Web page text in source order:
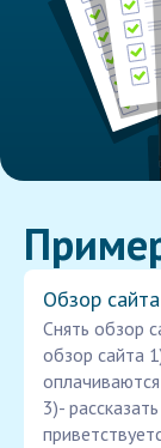
Обзор сайта
Снять обзор
обзор сайта
3)-